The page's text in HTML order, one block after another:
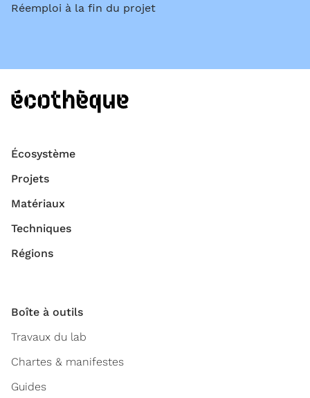
Réemploi à la fin du projet
Écosystème
Projets
Matériaux
Techniques
Régions
Boîte à outils
Travaux du lab
Chartes & manifestes
Guides